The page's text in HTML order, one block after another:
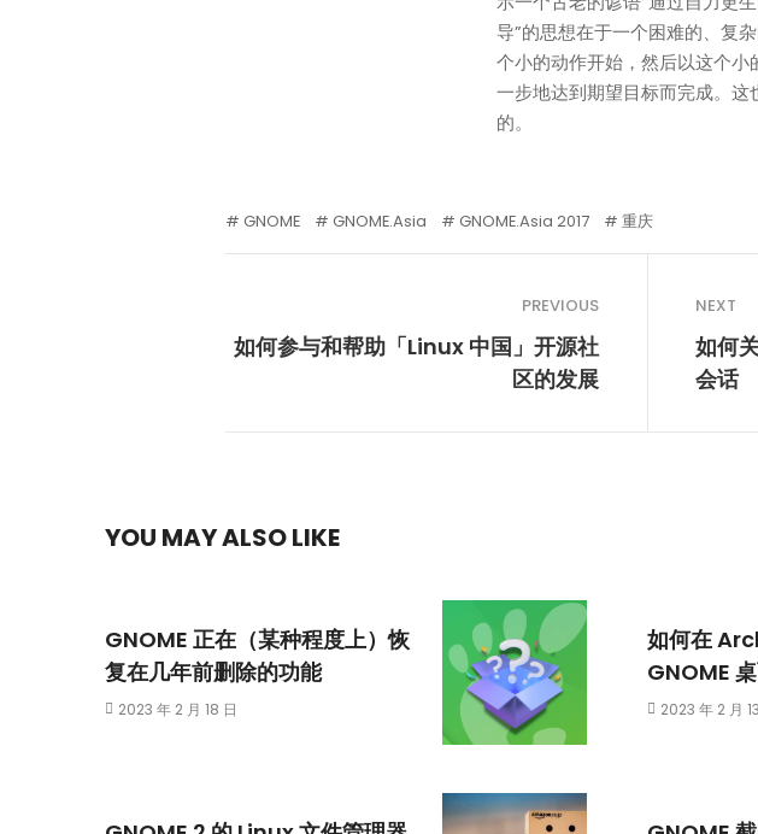
导”的思想在于一个困难的、复
个小的动作开始，然后以这个小
一步地达到期望目标而完成。这
的。
GNOME GNOME.Asia GNOME.Asia 2017 重庆
PREVIOUS
如何参与和帮助「Linux 中国」开源社
区的发展
NEXT
如何
会话
YOU MAY ALSO LIKE
GNOME 正在（某种程度上）恢
复在几年前删除的功能
2023 年 2 月 18 日
如何在
GNOME
2023 年 2 月